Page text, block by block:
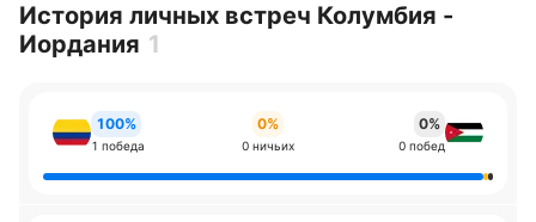
История личных встреч Колумбия -
Иордания 1
100%
1 победа
0%
0 ничьих
0%
0 побед